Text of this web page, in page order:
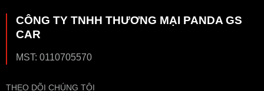
CÔNG TY TNHH THƯƠNG MẠI PANDA GS
CAR
MST: 0110705570
THEO DÕI CHÚNG TÔI